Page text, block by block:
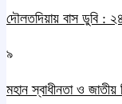
দৌলতদিয়ায় বাস ডুবি :
৯
মহান স্বাধীনতা ও